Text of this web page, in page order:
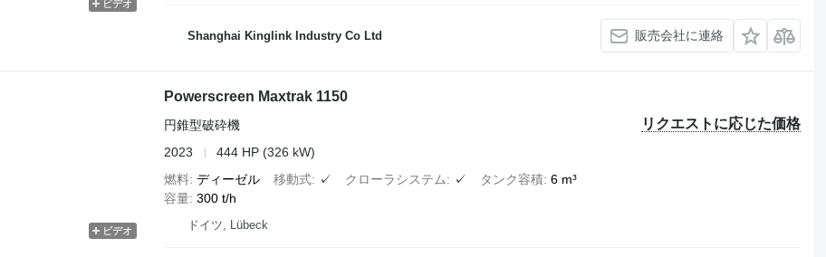
ビデオ
Shanghai Kinglink Industry Co Ltd 販売会社に連絡
ビデオ
Powerscreen Maxtrak 1150
リクエストに応じた価格
円錐型破砕機
2023
444 HP (326 kW)
燃料 ディーゼル 移動式 ✓ クローラシステム ✓ タンク容積 6 m³
容量 300 t/h
ドイツ, Lübeck